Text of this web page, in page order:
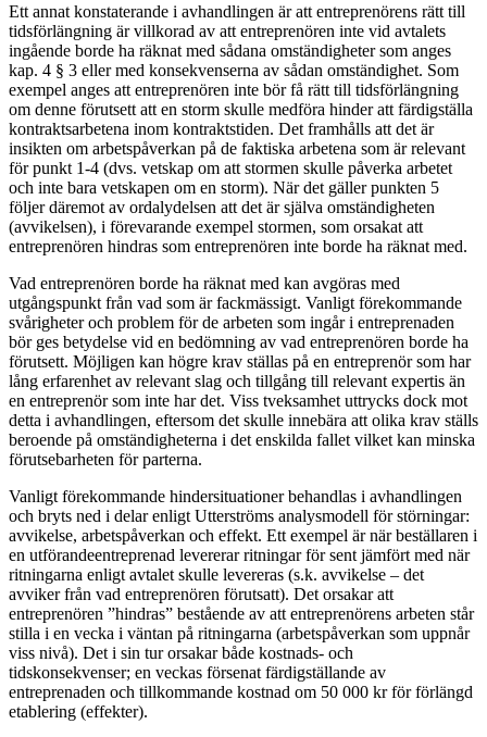
Ett annat konstaterande i avhandlingen är att entreprenörens rätt till
tidsförlängning är villkorad av att entreprenören inte vid avtalets
ingående borde ha räknat med sådana omständigheter som anges
kap. 4 § 3 eller med konsekvenserna av sådan omständighet. Som
exempel anges att entreprenören inte bör få rätt till tidsförlängning
om denne förutsett att en storm skulle medföra hinder att färdigställa
kontraktsarbetena inom kontraktstiden. Det framhålls att det är
insikten om arbetspåverkan på de faktiska arbetena som är relevant
för punkt 1-4 (dvs. vetskap om att stormen skulle påverka arbetet
och inte bara vetskapen om en storm). När det gäller punkten 5
följer däremot av ordalydelsen att det är själva omständigheten
(avvikelsen), i förevarande exempel stormen, som orsakat att
entreprenören hindras som entreprenören inte borde ha räknat med.
Vad entreprenören borde ha räknat med kan avgöras med
utgångspunkt från vad som är fackmässigt. Vanligt förekommande
svårigheter och problem för de arbeten som ingår i entreprenaden
bör ges betydelse vid en bedömning av vad entreprenören borde ha
förutsett. Möjligen kan högre krav ställas på en entreprenör som har
lång erfarenhet av relevant slag och tillgång till relevant expertis än
en entreprenör som inte har det. Viss tveksamhet uttrycks dock mot
detta i avhandlingen, eftersom det skulle innebära att olika krav ställs
beroende på omständigheterna i det enskilda fallet vilket kan minska
förutsebarheten för parterna.
Vanligt förekommande hindersituationer behandlas i avhandlingen
och bryts ned i delar enligt Utterströms analysmodell för störningar:
avvikelse, arbetspåverkan och effekt. Ett exempel är när beställaren i
en utförandeentreprenad levererar ritningar för sent jämfört med när
ritningarna enligt avtalet skulle levereras (s.k. avvikelse – det
avviker från vad entreprenören förutsatt). Det orsakar att
entreprenören ”hindras” bestående av att entreprenörens arbeten står
stilla i en vecka i väntan på ritningarna (arbetspåverkan som uppnår
viss nivå). Det i sin tur orsakar både kostnads- och
tidskonsekvenser; en veckas försenat färdigställande av
entreprenaden och tillkommande kostnad om 50 000 kr för förlängd
etablering (effekter).